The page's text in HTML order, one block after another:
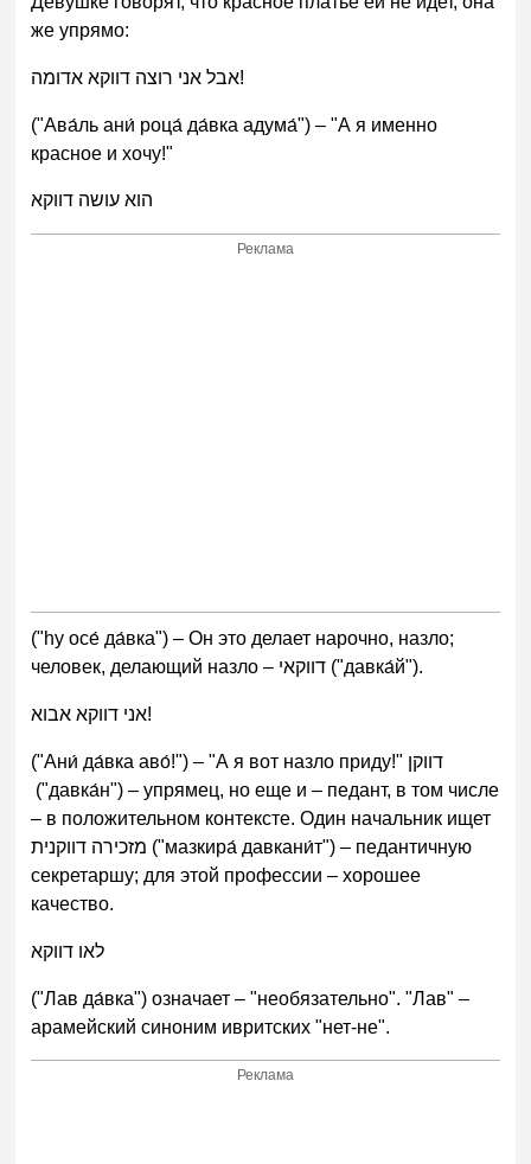
же упрямо:
אבל אני רוצה דווקא אדומה!
("Ава́ль ани́ роца́ да́вка адума́") – "А я именно
красное и хочу!"
הוא עושה דווקא
Реклама
("hу осе́ да́вка") – Он это делает нарочно, назло;
человек, делающий назло – דווקאי ("давка́й").
אני דווקא אבוא!
("Ани́ да́вка аво́!") – "А я вот назло приду!" דווקן
("давка́н") – упрямец, но еще и – педант, в том числе
– в положительном контексте. Один начальник ищет
מזכירה דווקנית ("мазкира́ давкани́т") – педантичную
секретаршу; для этой профессии – хорошее
качество.
לאו דווקא
("Лав да́вка") означает – "необязательно". "Лав" –
арамейский синоним ивритских "нет-не".
Реклама